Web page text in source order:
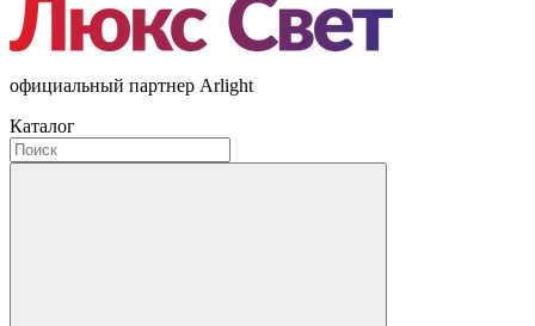
официальный партнер Arlight
Каталог